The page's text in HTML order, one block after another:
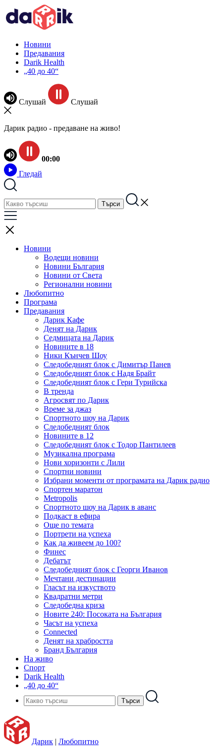
Новини
Предавания
Darik Health
„40 до 40“
Слушай Слушай
Дарик радио - предаване на живо!
00:00
Гледай
Новини
Водещи новини
Новини България
Новини от Света
Регионални новини
Любопитно
Програма
Предавания
Дарик Кафе
Денят на Дарик
Седмицата на Дарик
Новините в 18
Ники Кънчев Шоу
Следобедният блок с Димитър Панев
Следобедният блок с Надя Брайт
Следобедният блок с Гери Турийска
В тренда
Агросвят по Дарик
Време за джаз
Спортното шоу на Дарик
Следобедният блок
Новините в 12
Следобедният блок с Тодор Пантилеев
Музикална програма
Нови хоризонти с Лили
Спортни новини
Избрани моменти от програмата на Дарик радио
Спортен маратон
Metropolis
Спортното шоу на Дарик в аванс
Подкаст в ефира
Още по темата
Портрети на успеха
Как да живеем до 100?
Финес
Дебатът
Следобедният блок с Георги Иванов
Мечтани дестинации
Гласът на изкуството
Квадратни метри
Следобедна криза
Новите 240: Посоката на България
Часът на успеха
Connected
Денят на храбростта
Бранд България
На живо
Спорт
Darik Health
„40 до 40“
Дарик | Любопитно